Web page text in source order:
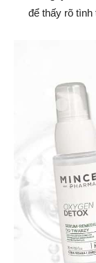
để thấy rõ tình